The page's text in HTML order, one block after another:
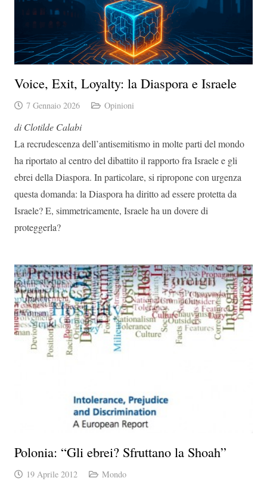
Voice, Exit, Loyalty: la Diaspora e Israele
7 Gennaio 2026 Opinioni
di Clotilde Calabi
La recrudescenza dell’antisemitismo in molte parti del mondo
ha riportato al centro del dibattito il rapporto fra Israele e gli
ebrei della Diaspora. In particolare, si ripropone con urgenza
questa domanda: la Diaspora ha diritto ad essere protetta da
Israele? E, simmetricamente, Israele ha un dovere di
proteggerla?
Polonia: “Gli ebrei? Sfruttano la Shoah”
19 Aprile 2012 Mondo